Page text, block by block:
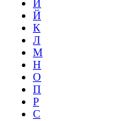
И
Й
К
Л
М
Н
О
П
Р
С